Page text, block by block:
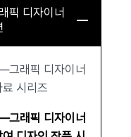
픽 디자이너
그래픽 디자이너
료 시리즈
그래픽 디자이너